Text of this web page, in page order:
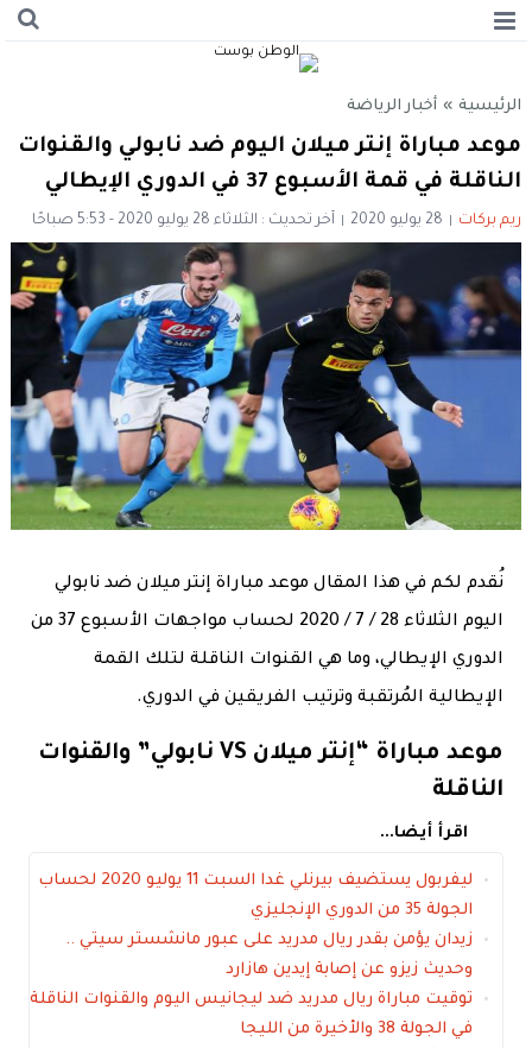
الرئيسية » أخبار الرياضة
موعد مباراة إنتر ميلان اليوم ضد نابولي والقنوات
الناقلة في قمة الأسبوع 37 في الدوري الإيطالي
ريم بركات 28 يوليو 2020 آخر تحديث : الثلاثاء 28 يوليو 2020 - 5:53 صباحًا
نُقدم لكم في هذا المقال موعد مباراة إنتر ميلان ضد نابولي
اليوم الثلاثاء 28 / 7 / 2020 لحساب مواجهات الأسبوع 37 من
الدوري الإيطالي، وما هي القنوات الناقلة لتلك القمة
الإيطالية المُرتقبة وترتيب الفريقين في الدوري.
موعد مباراة “إنتر ميلان VS نابولي” والقنوات
الناقلة
اقرأ أيضا...
ليفربول يستضيف بيرنلي غدا السبت 11 يوليو 2020 لحساب
الجولة 35 من الدوري الإنجليزي
زيدان يؤمن بقدر ريال مدريد على عبور مانشستر سيتي ..
وحديث زيزو عن إصابة إيدين هازارد
توقيت مباراة ريال مدريد ضد ليجانيس اليوم والقنوات الناقلة
في الجولة 38 والأخيرة من الليجا